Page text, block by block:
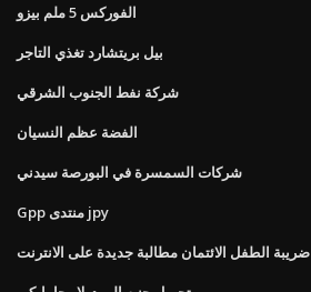
الفوركس 5 ملم بيزو
بيل بريتشارد تغذي التاجر
شركة نفط الجنوب الشرقي
الفضة عظم النسيان
شركات السمسرة في البورصة سيدني
Gpp منتدى jpy
ضريبة الطفل الائتمان مطالبة جديدة على الانترنت